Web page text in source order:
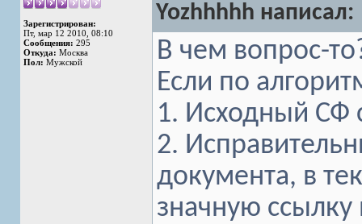
Зарегистрирован:
Пт, мар 12 2010, 08:10
Сообщения: 295
Откуда: Москва
Пол: Мужской
Yozhhhhh написал:
В чем вопрос-
Если по
1. Исходный СФ
2.
документа, в
значную ссылку